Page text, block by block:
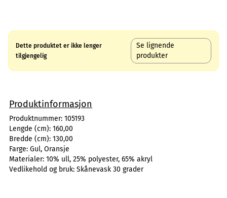
Dette produktet er ikke lenger
tilgjengelig
Se lignende
produkter
Produktinformasjon
Produktnummer: 105193
Lengde (cm): 160,00
Bredde (cm): 130,00
Farge: Gul, Oransje
Materialer: 10% ull, 25% polyester, 65% akryl
Vedlikehold og bruk: Skånevask 30 grader